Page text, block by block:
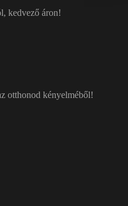
kedvező áron!
otthonod kényelméből!